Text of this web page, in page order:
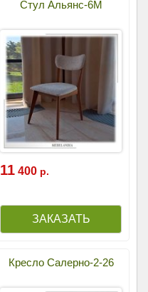
Стул Альянс-6М
11 400 р.
Кресло Салерно-2-26